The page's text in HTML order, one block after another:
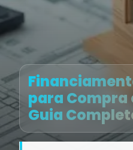
para Compra
Guia